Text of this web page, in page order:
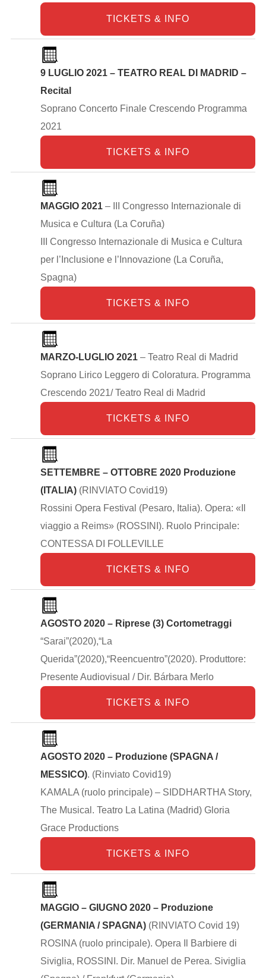
TICKETS & INFO
9 LUGLIO 2021 – TEATRO REAL DI MADRID –
Recital
Soprano Concerto Finale Crescendo Programma
2021
TICKETS & INFO
MAGGIO 2021– III Congresso Internazionale di
Musica e Cultura (La Coruña)
III Congresso Internazionale di Musica e Cultura
per l’Inclusione e l’Innovazione (La Coruña,
Spagna)
TICKETS & INFO
MARZO-LUGLIO 2021– Teatro Real di Madrid
Soprano Lirico Leggero di Coloratura. Programma
Crescendo 2021/ Teatro Real di Madrid
TICKETS & INFO
SETTEMBRE – OTTOBRE 2020 Produzione
(ITALIA)(RINVIATO Covid19)
Rossini Opera Festival (Pesaro, Italia). Opera: «Il
viaggio a Reims» (ROSSINI). Ruolo Principale:
CONTESSA DI FOLLEVILLE
TICKETS & INFO
AGOSTO 2020 – Riprese (3) Cortometraggi
“Sarai”(2020),“La
Querida”(2020),“Reencuentro”(2020). Produttore:
Presente Audiovisual / Dir. Bárbara Merlo
TICKETS & INFO
AGOSTO 2020 – Produzione (SPAGNA /
MESSICO). (Rinviato Covid19)
KAMALA (ruolo principale) – SIDDHARTHA Story,
The Musical. Teatro La Latina (Madrid) Gloria
Grace Productions
TICKETS & INFO
MAGGIO – GIUGNO 2020 – Produzione
(GERMANIA / SPAGNA)(RINVIATO Covid 19)
ROSINA (ruolo principale). Opera Il Barbiere di
Siviglia, ROSSINI. Dir. Manuel de Perea. Siviglia